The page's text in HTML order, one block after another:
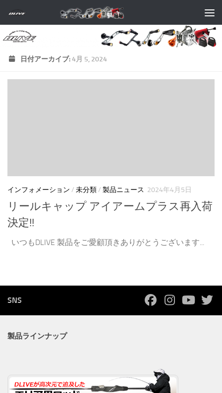
コンテンツへスキップ
日付アーカイブ:4月 5, 2024
インフォメーション / 未分類/ 製品ニュース 2024年4月5日
リールキャップ アイアームプラス再入荷
決定!!
いつもDLIVE 製品をご愛顧頂きありがとうございます...
SNS
製品ラインナップ